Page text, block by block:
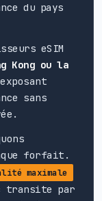
du pays
eSIM
Kong ou la
sans
forfait.
maximale
par